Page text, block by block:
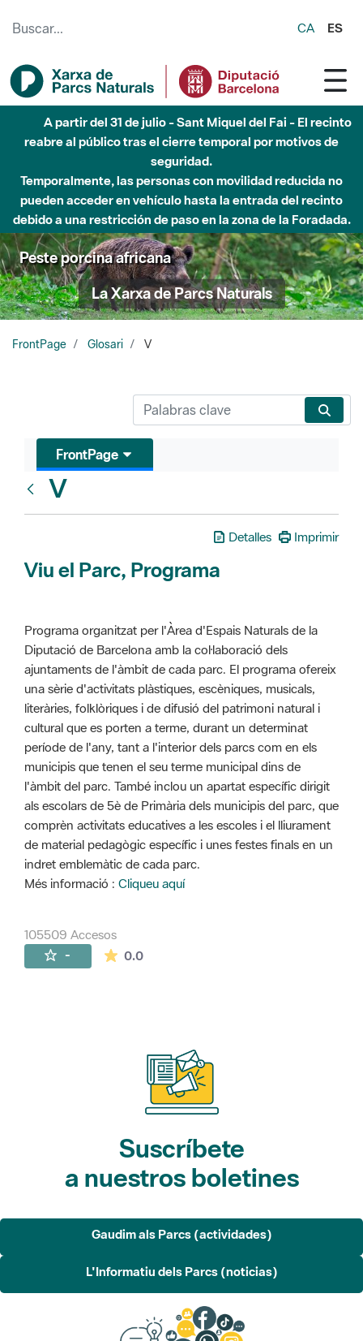
CA ES
A partir del 31 de julio - Sant Miquel del Fai - El recinto
reabre al público tras el cierre temporal por motivos de
seguridad.
Temporalmente, las personas con movilidad reducida no
pueden acceder en vehículo hasta la entrada del recinto
debido a una restricción de paso en la zona de la Foradada.
Peste porcina africana
La Xarxa de Parcs Naturals
FrontPage Glosari V
FrontPage
V
Detalles Imprimir
Viu el Parc, Programa
Programa organitzat per l'Àrea d'Espais Naturals de la
Diputació de Barcelona amb la col·laboració dels
ajuntaments de l'àmbit de cada parc. El programa ofereix
una sèrie d'activitats plàstiques, escèniques, musicals,
literàries, folklòriques i de difusió del patrimoni natural i
cultural que es porten a terme, durant un determinat
període de l'any, tant a l'interior dels parcs com en els
municipis que tenen el seu terme municipal dins de
l'àmbit del parc. També inclou un apartat específic dirigit
als escolars de 5è de Primària dels municipis del parc, que
comprèn activitats educatives a les escoles i el lliurament
de material pedagògic específic i unes festes finals en un
indret emblemàtic de cada parc.
Més informació : Cliqueu aquí
105509 Accesos
- 0.0La valoración media es de 0 estrellas de
Suscríbete
a nuestros boletines
Gaudim als Parcs (actividades)
L'Informatiu dels Parcs (noticias)